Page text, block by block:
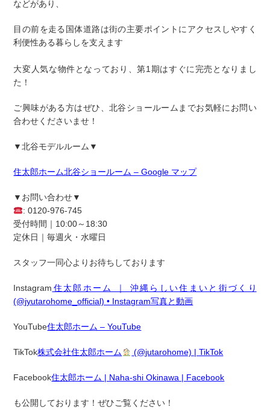
などがあり、
目の前を走る国体道路は街の主要ポイントにアクセスしやすく
利便性ある暮らしを支えます
大変人気な物件となっており、第1期はすぐに完売となりまし
た！
ご興味がある方はぜひ、北谷ショールームまでお気軽にお問い
合わせくださいませ！
▼北谷モデルルーム▼
住太郎ホーム北谷ショールーム – Google マップ
▼お問い合わせ▼
: 0120-976-745
受付時間｜10:00～18:30
定休日｜毎週火・水曜日
スタッフ一同心よりお待ちしております
Instagram 住太郎ホーム ｜ 沖縄らしい住まいと街づくり
(@jyutarohome_official) • Instagram写真と動画
YouTube住太郎ホーム – YouTube
TikTok株式会社住太郎ホーム (@jutarohome) | TikTok
Facebook住太郎ホーム | Naha-shi Okinawa | Facebook
も公開しております！ぜひご覧ください！